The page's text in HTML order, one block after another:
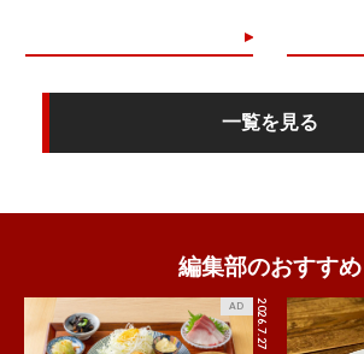
一覧を見る
編集部のおすすめ
2026.7.27
AD